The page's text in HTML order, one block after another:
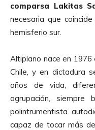
comparsa Lakitas
necesaria que
hemisferio sur.
Altiplano nace en 1976
Chile, y en dictadura
años de vida,
agrupación,
polintrumentista
capaz de tocar más